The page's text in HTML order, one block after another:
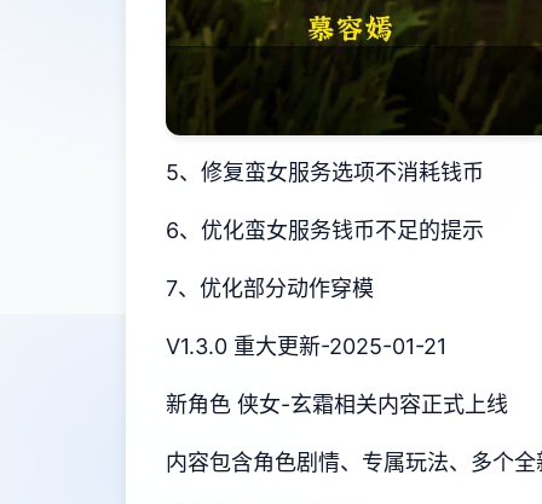
5、修复蛮女服务选项不消耗钱币
6、优化蛮女服务钱币不足的提示
7、优化部分动作穿模
V1.3.0 重大更新-2025-01-21
新角色 侠女-玄霜相关内容正式上线
内容包含角色剧情、专属玩法、多个